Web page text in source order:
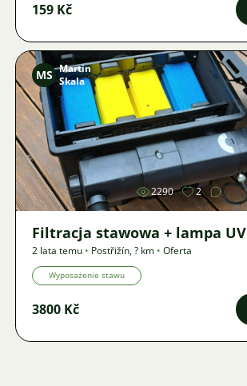
159 Kč
Zdjęcie
MS Martin
Skala
2290 2
Filtracja stawowa + lampa UV
2 lata temu • Postřižín,? km • Oferta
Wyposażenie stawu
3800 Kč